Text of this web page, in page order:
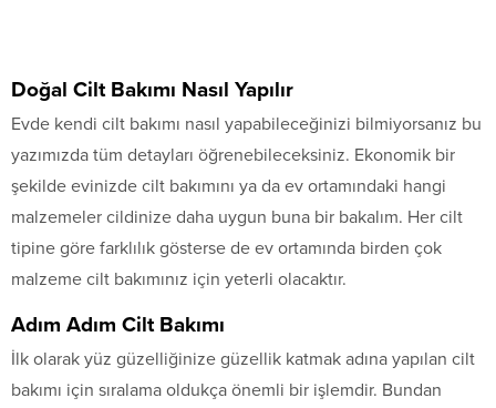
Doğal Cilt Bakımı Nasıl Yapılır
Evde kendi cilt bakımı nasıl yapabileceğinizi bilmiyorsanız bu
yazımızda tüm detayları öğrenebileceksiniz. Ekonomik bir
şekilde evinizde cilt bakımını ya da ev ortamındaki hangi
malzemeler cildinize daha uygun buna bir bakalım. Her cilt
tipine göre farklılık gösterse de ev ortamında birden çok
malzeme cilt bakımınız için yeterli olacaktır.
Adım Adım Cilt Bakımı
İlk olarak yüz güzelliğinize güzellik katmak adına yapılan cilt
bakımı için sıralama oldukça önemli bir işlemdir. Bundan